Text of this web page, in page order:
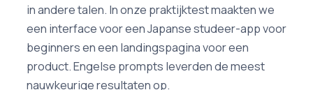
in andere talen. In onze praktijktest maakten we
een interface voor een Japanse studeer-app voor
beginners en een landingspagina voor een
product. Engelse prompts leverden de meest
nauwkeurige resultaten op.